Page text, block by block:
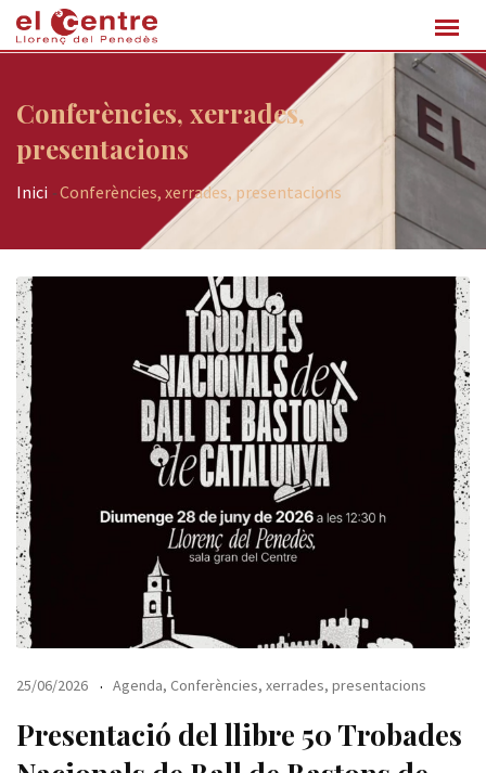
Conferències, xerrades,
presentacions
Inici -Conferències, xerrades, presentacions
25/06/2026 Agenda, Conferències, xerrades, presentacions
Presentació del llibre 50 Trobades